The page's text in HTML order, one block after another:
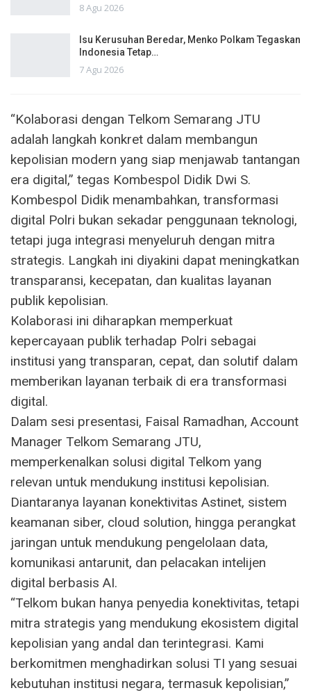
8 Agu 2026
Isu Kerusuhan Beredar, Menko Polkam Tegaskan
Indonesia Tetap…
7 Agu 2026
“Kolaborasi dengan Telkom Semarang JTU
adalah langkah konkret dalam membangun
kepolisian modern yang siap menjawab tantangan
era digital,” tegas Kombespol Didik Dwi S.
Kombespol Didik menambahkan, transformasi
digital Polri bukan sekadar penggunaan teknologi,
tetapi juga integrasi menyeluruh dengan mitra
strategis. Langkah ini diyakini dapat meningkatkan
transparansi, kecepatan, dan kualitas layanan
publik kepolisian.
Kolaborasi ini diharapkan memperkuat
kepercayaan publik terhadap Polri sebagai
institusi yang transparan, cepat, dan solutif dalam
memberikan layanan terbaik di era transformasi
digital.
Dalam sesi presentasi, Faisal Ramadhan, Account
Manager Telkom Semarang JTU,
memperkenalkan solusi digital Telkom yang
relevan untuk mendukung institusi kepolisian.
Diantaranya layanan konektivitas Astinet, sistem
keamanan siber, cloud solution, hingga perangkat
jaringan untuk mendukung pengelolaan data,
komunikasi antarunit, dan pelacakan intelijen
digital berbasis AI.
“Telkom bukan hanya penyedia konektivitas, tetapi
mitra strategis yang mendukung ekosistem digital
kepolisian yang andal dan terintegrasi. Kami
berkomitmen menghadirkan solusi TI yang sesuai
kebutuhan institusi negara, termasuk kepolisian,”